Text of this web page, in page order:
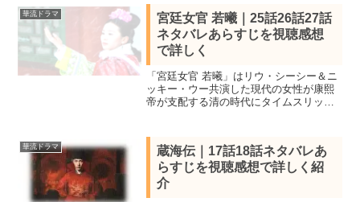
光変奏曲」のディン・ユーシー共演
華流ドラマ
宮廷女官 若曦｜25話26話27話
ネタバレあらすじを視聴感想
で詳しく
「宮廷女官 若曦」はリウ・シーシー＆ニ
ッキー・ウー共演した現代の女性が康熙
帝が支配する清の時代にタイムスリップ
26話27話をネタバレ感想で詳しく紹介し
ます。
華流ドラマ
蔵海伝｜17話18話ネタバレあ
らすじを視聴感想で詳しく紹
介